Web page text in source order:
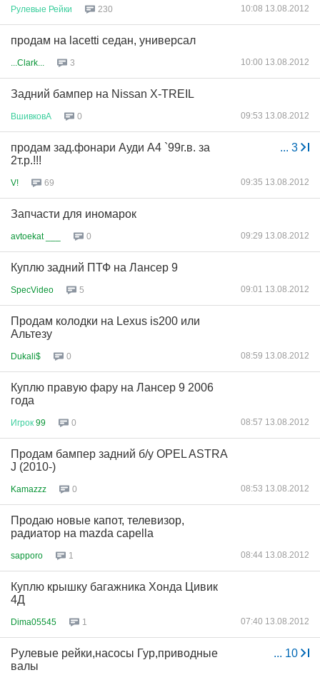
Рулевые Рейки 230 10:08 13.08.2012
продам на lacetti седан, универсал
...Clark... 3 10:00 13.08.2012
Задний бампер на Nissan X-TREIL
ВшивковА 0 09:53 13.08.2012
... 3
продам зад.фонари Ауди А4 `99г.в. за
2т.р.!!!
V! 69 09:35 13.08.2012
Запчасти для иномарок
avtoekat ___ 0 09:29 13.08.2012
Куплю задний ПТФ на Лансер 9
SpecVideo 5 09:01 13.08.2012
Продам колодки на Lexus is200 или
Альтезу
Dukali$ 0 08:59 13.08.2012
Куплю правую фару на Лансер 9 2006
года
Игрок 99 0 08:57 13.08.2012
Продам бампер задний б/у OPEL ASTRA
J (2010-)
Kamazzz 0 08:53 13.08.2012
Продаю новые капот, телевизор,
радиатор на mazda capella
sapporo 1 08:44 13.08.2012
Куплю крышку багажника Хонда Цивик
4Д
Dima05545 1 07:40 13.08.2012
... 10
Рулевые рейки,насосы Гур,приводные
валы